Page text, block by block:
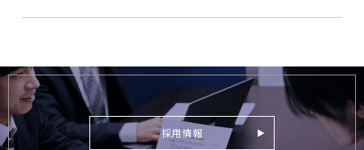
採用情報